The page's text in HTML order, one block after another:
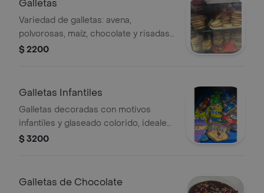
Galletas
Variedad de galletas: avena,
polvorosas, maíz, chocolate y risadas.
Perfectas para cualquier ocasión.
$ 2200
Galletas Infantiles
Galletas decoradas con motivos
infantiles y glaseado colorido, ideales
para niños.
$ 3200
Galletas de Chocolate